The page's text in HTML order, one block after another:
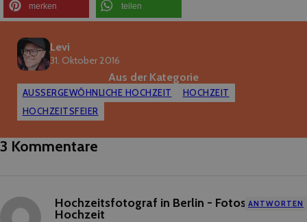
merken teilen
Levi
31. Oktober 2016
Aus der Kategorie
AUSSERGEWÖHNLICHE HOCHZEIT
HOCHZEIT
HOCHZEITSFEIER
3 Kommentare
Hochzeitsfotograf in Berlin - Fotos eurer
Hochzeit
ANTWORTEN